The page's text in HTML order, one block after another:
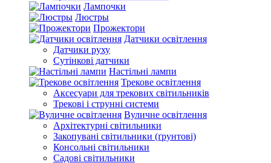
Лампочки
Люстры
Прожектори
Датчики освітлення
Датчики руху
Сутінкові датчики
Настільні лампи
Трекове освітлення
Аксесуари для трекових світильників
Трекові і струнні системи
Вуличне освітлення
Архітектурні світильники
Закопувані світильники (ґрунтові)
Консольні світильники
Садові світильники